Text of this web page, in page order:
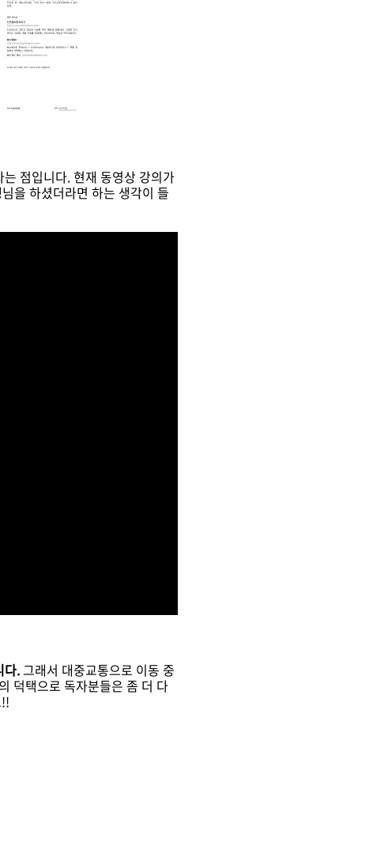
는 점입니다. 현재 동영상 강의가
을 하셨더라면 하는 생각이 들
다. 그래서 대중교통으로 이동 중
덕택으로 독자분들은 좀 더 다